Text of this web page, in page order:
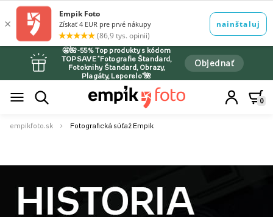
🤩🌺-55% Top produkty s kódom
TOPSAVE *Fotografie Štandard,
Fotoknihy Štandard, Obrazy,
Plagáty, Leporelo*🌺
Objednať
0
empikfoto.sk Fotografická súťaž Empik